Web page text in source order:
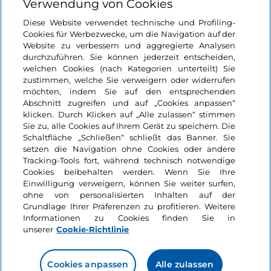
Login
Bleiben wir in Kontakt
Verwendung von Cookies
Diese Website verwendet technische und Profiling-
Cookies für Werbezwecke, um die Navigation auf der
Website zu verbessern und aggregierte Analysen
durchzuführen. Sie können jederzeit entscheiden,
welchen Cookies (nach Kategorien unterteilt) Sie
zustimmen, welche Sie verweigern oder widerrufen
möchten, indem Sie auf den entsprechenden
Abschnitt zugreifen und auf „Cookies anpassen“
klicken. Durch Klicken auf „Alle zulassen“ stimmen
Sie zu, alle Cookies auf Ihrem Gerät zu speichern. Die
Schaltfläche „Schließen“ schließt das Banner. Sie
setzen die Navigation ohne Cookies oder andere
Tracking-Tools fort, während technisch notwendige
Cookies beibehalten werden. Wenn Sie Ihre
Einwilligung verweigern, können Sie weiter surfen,
ohne von personalisierten Inhalten auf der
Grundlage Ihrer Präferenzen zu profitieren. Weitere
Informationen zu Cookies finden Sie in
unserer Cookie-Richtlinie
Cookies anpassen Alle zulassen